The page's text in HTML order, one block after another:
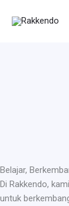
Belajar,
Di Rakkendo,
untuk